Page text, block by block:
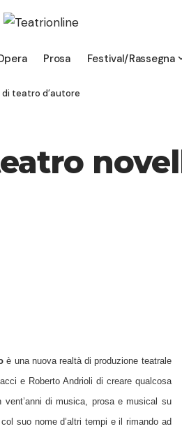
Prosa Festival/Rassegna
teatro d’autore
è una nuova realtà di produzione teatrale
e Roberto Andrioli di creare qualcosa
di musica, prosa e musical su
suo nome d’altri tempi e il rimando ad